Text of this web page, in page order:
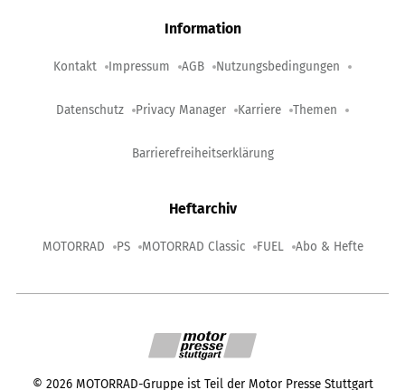
Information
Kontakt Impressum AGB Nutzungsbedingungen
Datenschutz Privacy Manager Karriere Themen
Barrierefreiheitserklärung
Heftarchiv
MOTORRAD PS MOTORRAD Classic FUEL Abo & Hefte
© 2026 MOTORRAD-Gruppe ist Teil der Motor Presse Stuttgart